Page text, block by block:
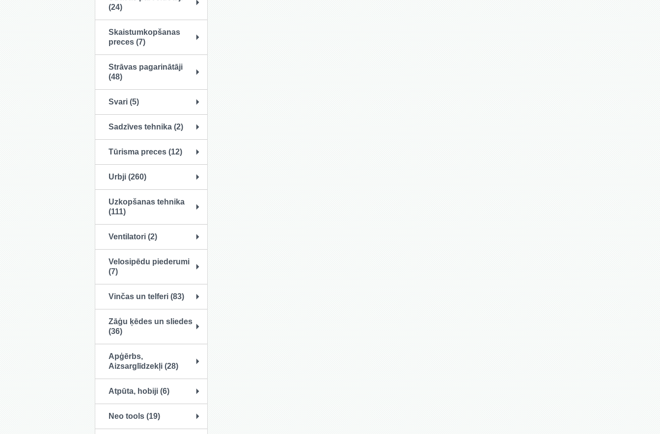
(24)
Skaistumkopšanas
preces (7)
Strāvas pagarinātāji
(48)
Svari (5)
Sadzīves tehnika (2)
Tūrisma preces (12)
Urbji (260)
Uzkopšanas tehnika
(111)
Ventilatori (2)
Velosipēdu piederumi
(7)
Vinčas un telferi (83)
Zāģu ķēdes un sliedes
(36)
Apģērbs,
Aizsarglīdzekļi (28)
Atpūta, hobiji (6)
Neo tools (19)